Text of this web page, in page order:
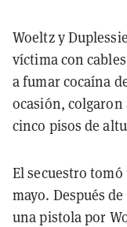
Woeltz y
víctima con
a fumar cocaína
ocasión, colgaron
cinco pisos de
El secuestro
mayo. Después
una pistola por